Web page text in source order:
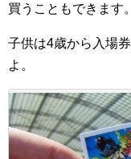
買うこともできます。
子供は4歳から入場
よ。